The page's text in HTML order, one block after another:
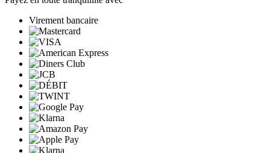
Virement bancaire